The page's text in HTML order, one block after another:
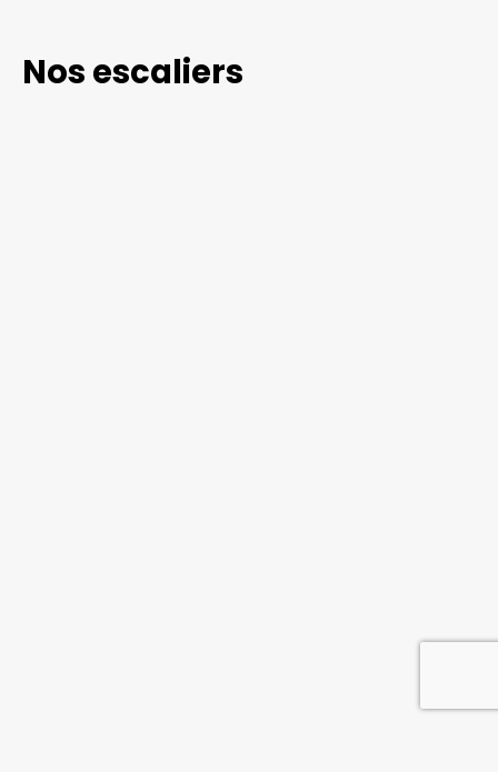
Nos escaliers